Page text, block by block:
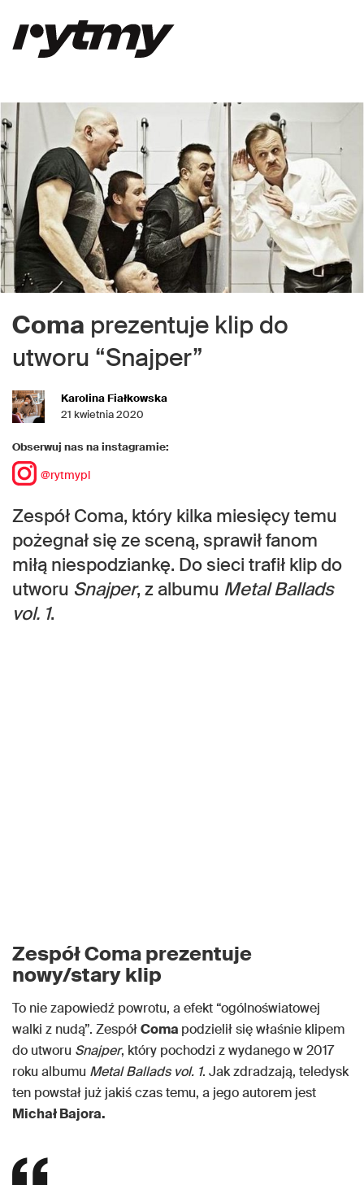
Coma prezentuje klip do
utworu “Snajper”
Karolina Fiałkowska
21 kwietnia 2020
Obserwuj nas na instagramie:
@rytmypl
Zespół Coma, który kilka miesięcy temu
pożegnał się ze sceną, sprawił fanom
miłą niespodziankę. Do sieci trafił klip do
utworu Snajper, z albumu Metal Ballads
vol. 1.
Zespół Coma prezentuje
nowy/stary klip
To nie zapowiedź powrotu, a efekt “ogólnoświatowej
walki z nudą”. ZespółComa podzielił się właśnie klipem
do utworu Snajper, który pochodzi z wydanego w 2017
roku albumu Metal Ballads vol. 1. Jak zdradzają, teledysk
ten powstał już jakiś czas temu, a jego autorem jest
Michał Bajora.